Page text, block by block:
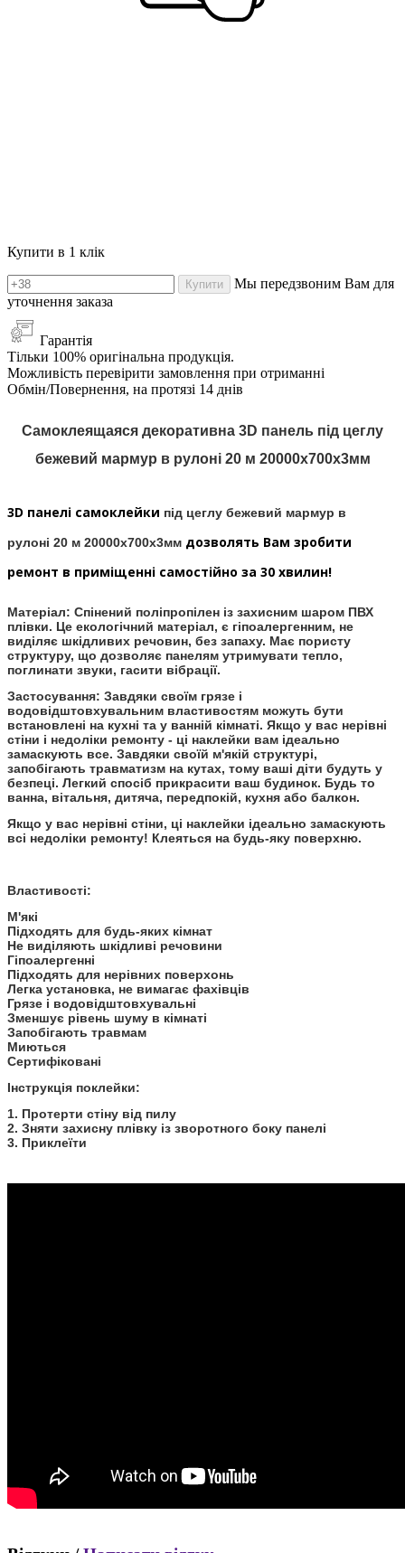
Купити в 1 клік
Купити
Мы передзвоним Вам для
уточнення заказа
Гарантія
Тільки 100% оригінальна продукція.
Можливість перевірити замовлення при отриманні
Обмін/Повернення, на протязі 14 днів
Самоклеящаяся декоративна 3D панель під цеглу
бежевий мармур в рулоні 20 м 20000x700x3мм
3D панелі самоклейки під цеглу бежевий мармур в
рулоні 20 м 20000x700x3мм дозволять Вам зробити
ремонт в приміщенні самостійно за 30 хвилин!
Матеріал: Спінений поліпропілен із захисним шаром ПВХ
плівки. Це екологічний матеріал, є гіпоалергенним, не
виділяє шкідливих речовин, без запаху. Має пористу
структуру, що дозволяє панелям утримувати тепло,
поглинати звуки, гасити вібрації.
Застосування: Завдяки своїм грязе і
водовідштовхувальним властивостям можуть бути
встановлені на кухні та у ванній кімнаті. Якщо у вас нерівні
стіни і недоліки ремонту - ці наклейки вам ідеально
замаскують все. Завдяки своїй м'якій структурі,
запобігають травматизм на кутах, тому ваші діти будуть у
безпеці. Легкий спосіб прикрасити ваш будинок. Будь то
ванна, вітальня, дитяча, передпокій, кухня або балкон.
Якщо у вас нерівні стіни, ці наклейки ідеально замаскують
всі недоліки ремонту! Клеяться на будь-яку поверхню.
Властивості:
М'які
Підходять для будь-яких кімнат
Не виділяють шкідливі речовини
Гіпоалергенні
Підходять для нерівних поверхонь
Легка установка, не вимагає фахівців
Грязе і водовідштовхувальні
Зменшує рівень шуму в кімнаті
Запобігають травмам
Миються
Сертифіковані
Інструкція поклейки:
1. Протерти стіну від пилу
2. Зняти захисну плівку із зворотного боку панелі
3. Приклеїти